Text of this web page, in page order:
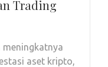
Trading
meningkatnya
aset kripto,